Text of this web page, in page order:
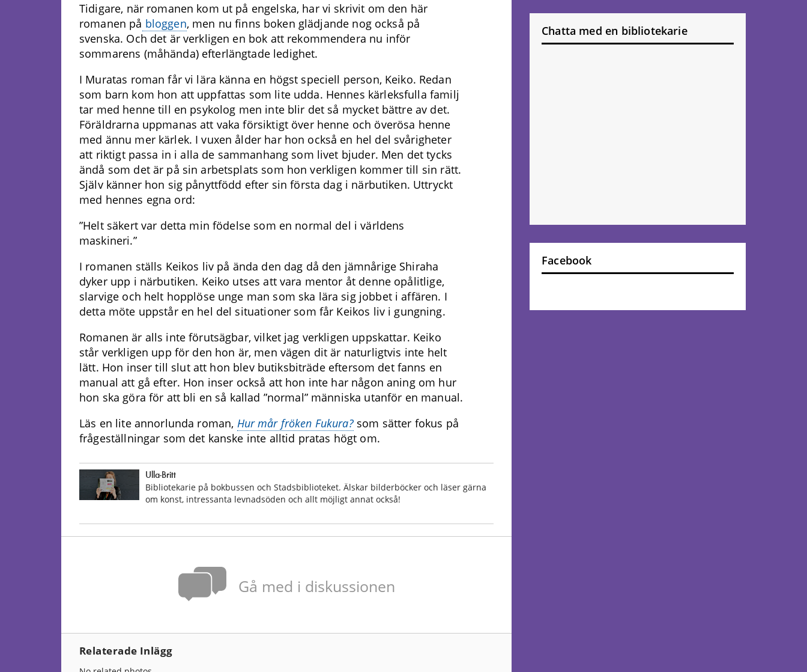
Tidigare, när romanen kom ut på engelska, har vi skrivit om den här
romanen på bloggen, men nu finns boken glädjande nog också på
svenska. Och det är verkligen en bok att rekommendera nu inför
sommarens (måhända) efterlängtade ledighet.
I Muratas roman får vi lära känna en högst speciell person, Keiko. Redan
som barn kom hon att uppfattas som lite udda. Hennes kärleksfulla familj
tar med henne till en psykolog men inte blir det så mycket bättre av det.
Föräldrarna uppmanas att vaka försiktigt över henne och överösa henne
med ännu mer kärlek. I vuxen ålder har hon också en hel del svårigheter
att riktigt passa in i alla de sammanhang som livet bjuder. Men det tycks
ändå som det är på sin arbetsplats som hon verkligen kommer till sin rätt.
Själv känner hon sig pånyttfödd efter sin första dag i närbutiken. Uttryckt
med hennes egna ord:
”Helt säkert var detta min födelse som en normal del i världens
maskineri.”
I romanen ställs Keikos liv på ända den dag då den jämnårige Shiraha
dyker upp i närbutiken. Keiko utses att vara mentor åt denne opålitlige,
slarvige och helt hopplöse unge man som ska lära sig jobbet i affären. I
detta möte uppstår en hel del situationer som får Keikos liv i gungning.
Romanen är alls inte förutsägbar, vilket jag verkligen uppskattar. Keiko
står verkligen upp för den hon är, men vägen dit är naturligtvis inte helt
lätt. Hon inser till slut att hon blev butiksbiträde eftersom det fanns en
manual att gå efter. Hon inser också att hon inte har någon aning om hur
hon ska göra för att bli en så kallad ”normal” människa utanför en manual.
Läs en lite annorlunda roman, Hur mår fröken Fukura?som sätter fokus på
frågeställningar som det kanske inte alltid pratas högt om.
Ulla-Britt
Bibliotekarie på bokbussen och Stadsbiblioteket. Älskar bilderböcker och läser gärna
om konst, intressanta levnadsöden och allt möjligt annat också!
Gå med i diskussionen
Relaterade Inlägg
Chatta med en bibliotekarie
Facebook